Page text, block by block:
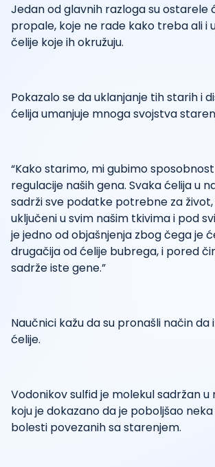
Jedan od glavnih razloga su ostarele
propale, koje ne rade kako treba ali i
čelije koje ih okružuju.
Pokazalo se da uklanjanje tih starih i
ćelija umanjuje mnoga svojstva
“Kako starimo, mi gubimo
regulacije naših gena. Svaka ćelija u
sadrži sve podatke potrebne za život,
uključeni u svim našim tkivima i pod
je jedno od objašnjenja zbog čega je
drugačija od ćelije bubrega, i pored
sadrže iste gene.”
Naučnici kažu da su pronašli način
ćelije.
Vodonikov sulfid je molekul sadržan u
koju je dokazano da je poboljšao
bolesti povezanih sa starenjem.